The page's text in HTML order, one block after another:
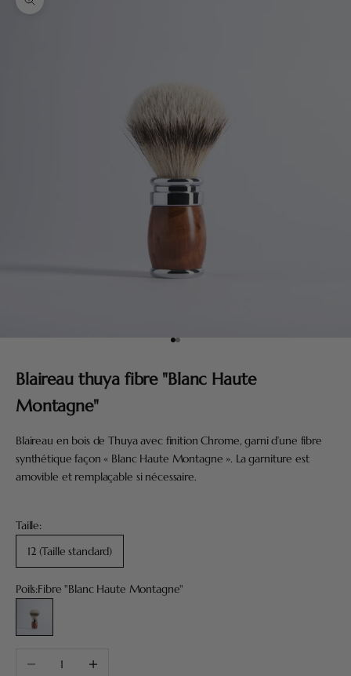
Zoomer sur l'image
Aller à l'élément 1
Aller à l'élément 2
Blaireau thuya fibre "Blanc Haute
Montagne"
Blaireau en bois de Thuya avec finition Chrome, garni d’une fibre
synthétique façon « Blanc Haute Montagne ». La garniture est
amovible et remplaçable si nécessaire.
Taille:
12 (Taille standard)
Poils:Fibre "Blanc Haute Montagne"
Diminuer la quantitéAugmenter la quantité